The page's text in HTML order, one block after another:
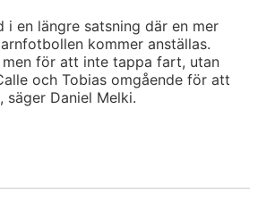
en längre satsning där en mer
kommer anställas.
för att inte tappa fart, utan
och Tobias omgående för att
Daniel Melki.